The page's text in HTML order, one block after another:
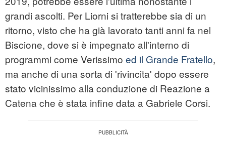
grandi ascolti. Per Liorni si tratterebbe sia di un
ritorno, visto che ha già lavorato tanti anni fa nel
Biscione, dove si è impegnato all'interno di
programmi come Verissimo ed il Grande Fratello,
ma anche di una sorta di 'rivincita' dopo essere
stato vicinissimo alla conduzione di Reazione a
Catena che è stata infine data a Gabriele Corsi.